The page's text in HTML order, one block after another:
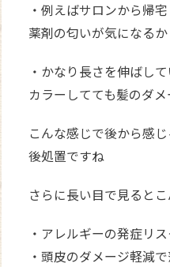
・例えばサロンから帰
薬剤の匂いが気になるか
・かなり長さを伸ばし
カラーしてても髪のダ
こんな感じで後から感
後処置ですね
さらに長い目で見ると
・アレルギーの発症リ
・頭皮のダメージ軽減